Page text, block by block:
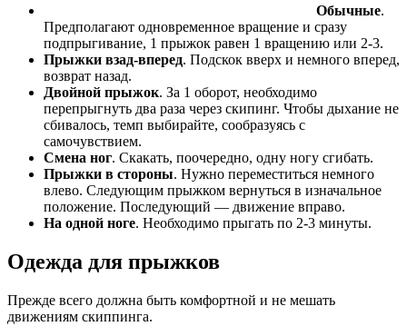
Обычные.
Предполагают одновременное вращение и сразу
подпрыгивание, 1 прыжок равен 1 вращению или 2-3.
Прыжки взад-вперед. Подскок вверх и немного вперед,
возврат назад.
Двойной прыжок. За 1 оборот, необходимо
перепрыгнуть два раза через скипинг. Чтобы дыхание не
сбивалось, темп выбирайте, сообразуясь с
самочувствием.
Смена ног. Скакать, поочередно, одну ногу сгибать.
Прыжки в стороны. Нужно переместиться немного
влево. Следующим прыжком вернуться в изначальное
положение. Последующий — движение вправо.
На одной ноге. Необходимо прыгать по 2-3 минуты.
Одежда для прыжков
Прежде всего должна быть комфортной и не мешать
движениям скиппинга.